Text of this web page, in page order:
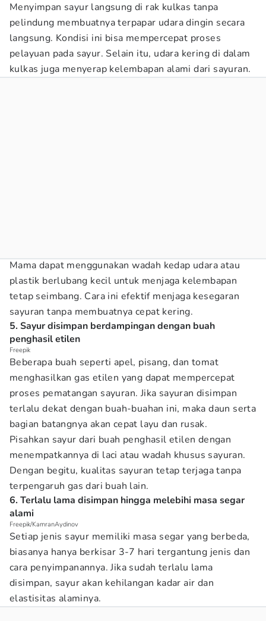
Menyimpan sayur langsung di rak kulkas tanpa
pelindung membuatnya terpapar udara dingin secara
langsung. Kondisi ini bisa mempercepat proses
pelayuan pada sayur. Selain itu, udara kering di dalam
kulkas juga menyerap kelembapan alami dari sayuran.
Mama dapat menggunakan wadah kedap udara atau
plastik berlubang kecil untuk menjaga kelembapan
tetap seimbang. Cara ini efektif menjaga kesegaran
sayuran tanpa membuatnya cepat kering.
5. Sayur disimpan berdampingan dengan buah
penghasil etilen
Freepik
Beberapa buah seperti apel, pisang, dan tomat
menghasilkan gas etilen yang dapat mempercepat
proses pematangan sayuran. Jika sayuran disimpan
terlalu dekat dengan buah-buahan ini, maka daun serta
bagian batangnya akan cepat layu dan rusak.
Pisahkan sayur dari buah penghasil etilen dengan
menempatkannya di laci atau wadah khusus sayuran.
Dengan begitu, kualitas sayuran tetap terjaga tanpa
terpengaruh gas dari buah lain.
6. Terlalu lama disimpan hingga melebihi masa segar
alami
Freepik/KamranAydinov
Setiap jenis sayur memiliki masa segar yang berbeda,
biasanya hanya berkisar 3-7 hari tergantung jenis dan
cara penyimpanannya. Jika sudah terlalu lama
disimpan, sayur akan kehilangan kadar air dan
elastisitas alaminya.